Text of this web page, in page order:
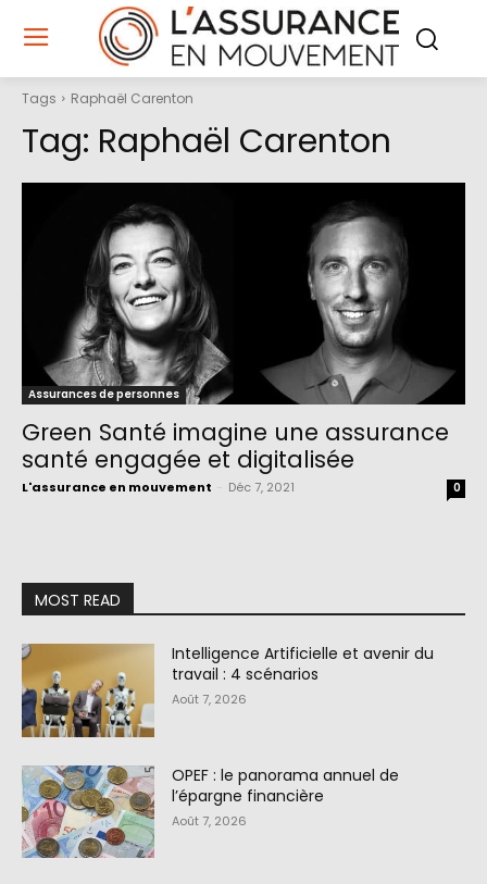
Tags Raphaël Carenton
Tag: Raphaël Carenton
Assurances de personnes
Green Santé imagine une assurance
santé engagée et digitalisée
L'assurance en mouvement Déc 7, 2021 0
MOST READ
Intelligence Artificielle et avenir du
travail : 4 scénarios
Août 7, 2026
OPEF : le panorama annuel de
l’épargne financière
Août 7, 2026